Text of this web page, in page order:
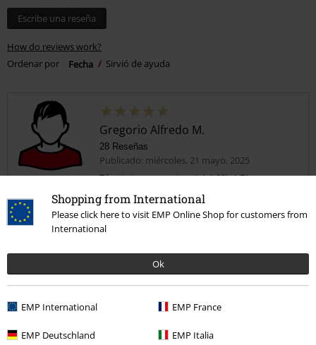
Shopping from International
Please click here to visit EMP Online Shop for customers from
International
Ok
EMP International EMP France
EMP Deutschland EMP Italia
Escribe una reseña
How do reviews work?
Ordenar por
Fecha Sirvió de ayuda
Gregorio Alfredo M.
28 Reseñas
Publicado: miércoles, 21 mayo, 2025
Tú estatura en metros (ej. 1,82): 1,71
Talla comprada: S
Excelente
Excelente jersey